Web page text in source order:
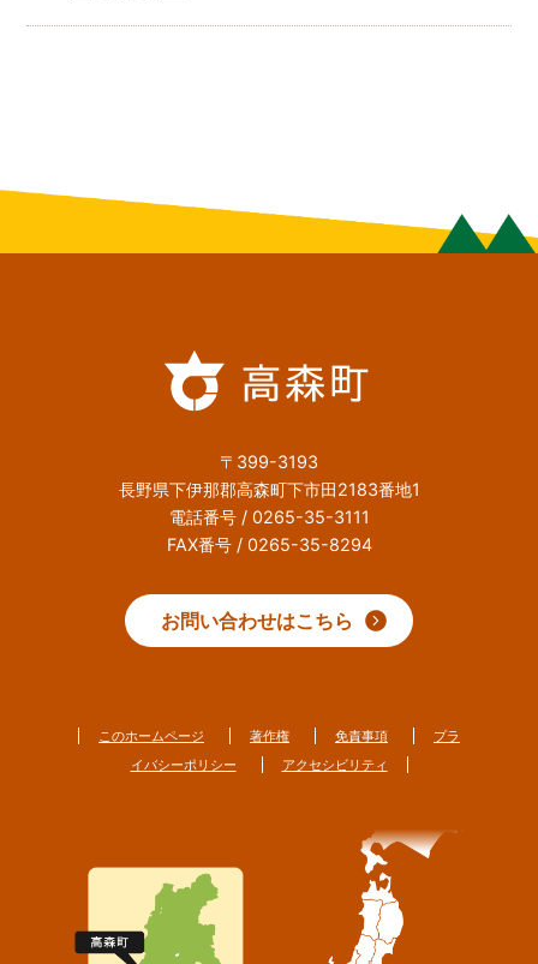
〒399-3193
長野県下伊那郡高森町下市田2183番地1
電話番号 / 0265-35-3111
FAX番号 / 0265-35-8294
お問い合わせはこちら
このホームページ 著作権 免責事項
プラ
イバシーポリシー
アクセシビリティ